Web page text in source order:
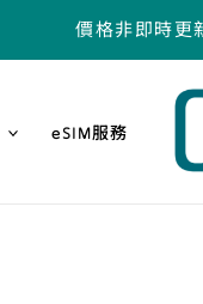
價格非即時更
eSIM服務